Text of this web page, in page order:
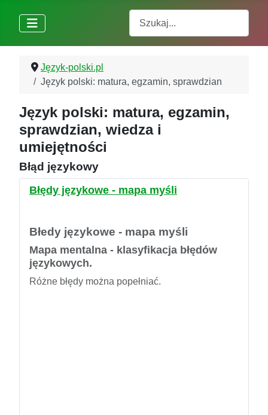
Język-polski.pl
Język polski: matura, egzamin, sprawdzian
Język polski: matura, egzamin,
sprawdzian, wiedza i
umiejętności
Błąd językowy
Błędy językowe - mapa myśli
Błedy językowe - mapa myśli
Mapa mentalna - klasyfikacja błędów
językowych.
Różne błędy można popełniać.